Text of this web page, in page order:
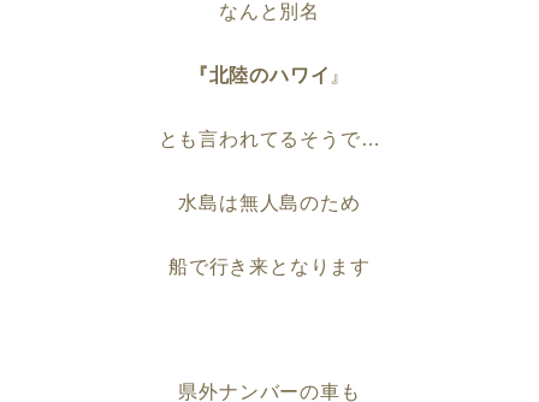
なんと別名
『北陸のハワイ 』
とも言われてるそうで…
水島は無人島のため
船で行き来となります
県外ナンバーの車も